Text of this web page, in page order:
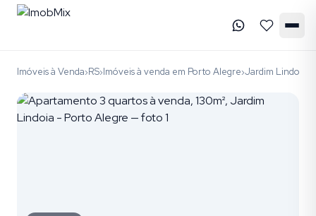
Imóveis à Venda›RS›Imóveis à venda em Porto Alegre›Jardim Lindoia